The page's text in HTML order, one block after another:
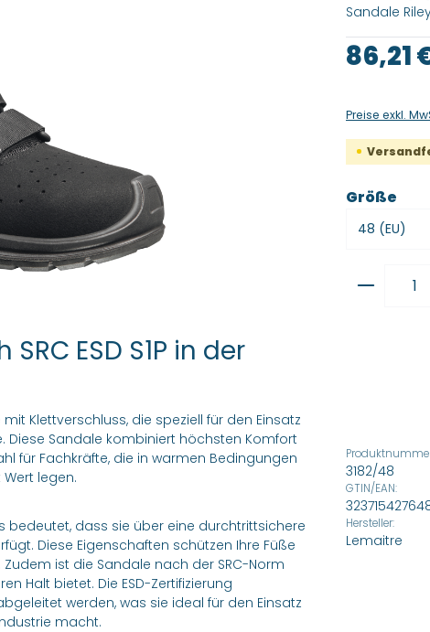
Sandale Riley
Regulärer
86,21
Preise exkl.
Größe
3182/48
GTIN/EAN:
Hersteller:
Lemaitre
ESD S1P in der
Klettverschluss, die speziell für den Einsatz
Sandale kombiniert höchsten Komfort
für Fachkräfte, die in warmen Bedingungen
legen.
bedeutet, dass sie über eine durchtrittsichere
Diese Eigenschaften schützen Ihre Füße
ist die Sandale nach der SRC-Norm
Halt bietet. Die ESD-Zertifizierung
werden, was sie ideal für den Einsatz
macht.